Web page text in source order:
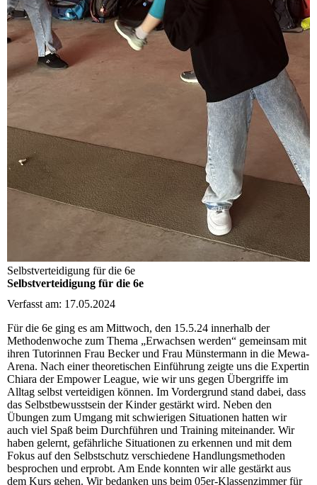
Selbstverteidigung für die 6e
Selbstverteidigung für die 6e
Verfasst am: 17.05.2024
Für die 6e ging es am Mittwoch, den 15.5.24 innerhalb der
Methodenwoche zum Thema „Erwachsen werden“ gemeinsam mit
ihren Tutorinnen Frau Becker und Frau Münstermann in die Mewa-
Arena. Nach einer theoretischen Einführung zeigte uns die Expertin
Chiara der Empower League, wie wir uns gegen Übergriffe im
Alltag selbst verteidigen können. Im Vordergrund stand dabei, dass
das Selbstbewusstsein der Kinder gestärkt wird. Neben den
Übungen zum Umgang mit schwierigen Situationen hatten wir
auch viel Spaß beim Durchführen und Training miteinander. Wir
haben gelernt, gefährliche Situationen zu erkennen und mit dem
Fokus auf den Selbstschutz verschiedene Handlungsmethoden
besprochen und erprobt. Am Ende konnten wir alle gestärkt aus
dem Kurs gehen. Wir bedanken uns beim 05er-Klassenzimmer für